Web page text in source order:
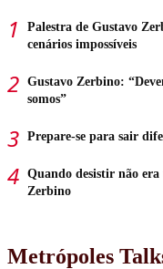
Palestra de Gustavo
cenários impossíveis
Gustavo Zerbino:
somos”
Prepare-se para sair
Quando desistir não
Zerbino
Metrópoles